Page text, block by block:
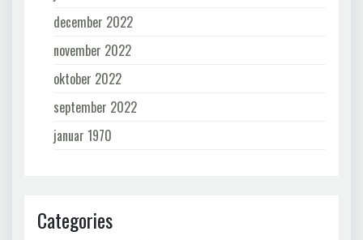
december 2022
november 2022
oktober 2022
september 2022
januar 1970
Categories